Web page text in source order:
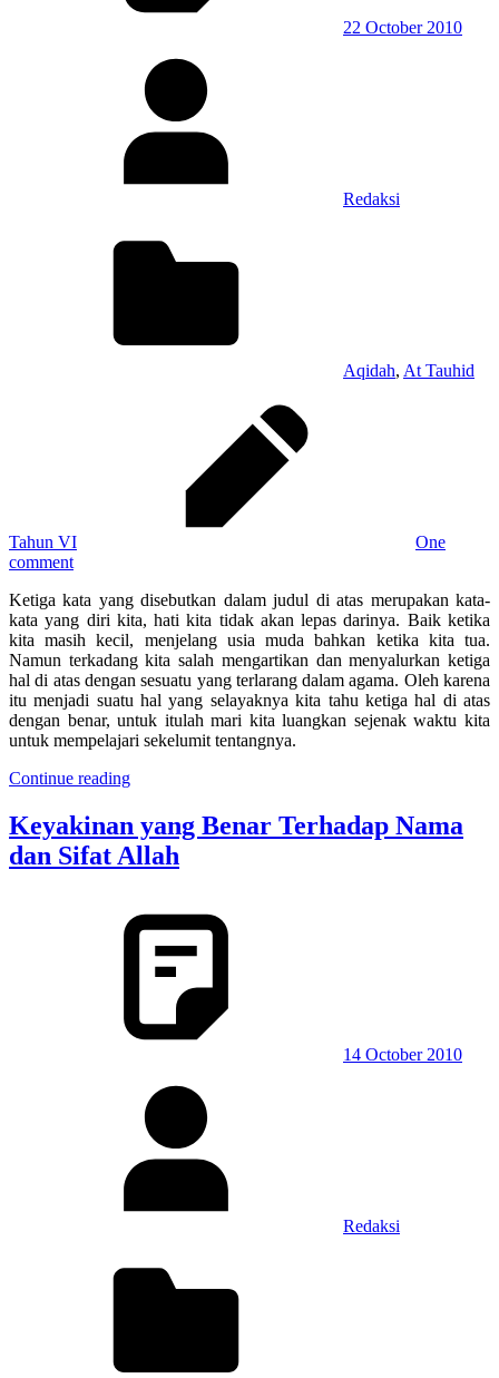
22 October 2010
Redaksi
Aqidah, At Tauhid
Tahun VI
One
comment
Ketiga kata yang disebutkan dalam judul di atas merupakan kata-
kata yang diri kita, hati kita tidak akan lepas darinya. Baik ketika
kita masih kecil, menjelang usia muda bahkan ketika kita tua.
Namun terkadang kita salah mengartikan dan menyalurkan ketiga
hal di atas dengan sesuatu yang terlarang dalam agama. Oleh karena
itu menjadi suatu hal yang selayaknya kita tahu ketiga hal di atas
dengan benar, untuk itulah mari kita luangkan sejenak waktu kita
untuk mempelajari sekelumit tentangnya.
Continue reading
Keyakinan yang Benar Terhadap Nama
dan Sifat Allah
14 October 2010
Redaksi